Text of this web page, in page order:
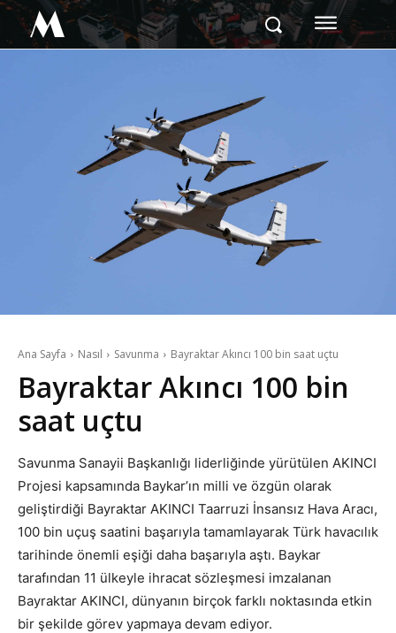
M
Ana Sayfa Nasıl Savunma Bayraktar Akıncı 100 bin saat uçtu
Bayraktar Akıncı 100 bin
saat uçtu
Savunma Sanayii Başkanlığı liderliğinde yürütülen AKINCI
Projesi kapsamında Baykar’ın milli ve özgün olarak
geliştirdiği Bayraktar AKINCI Taarruzi İnsansız Hava Aracı,
100 bin uçuş saatini başarıyla tamamlayarak Türk havacılık
tarihinde önemli eşiği daha başarıyla aştı. Baykar
tarafından 11 ülkeyle ihracat sözleşmesi imzalanan
Bayraktar AKINCI, dünyanın birçok farklı noktasında etkin
bir şekilde görev yapmaya devam ediyor.